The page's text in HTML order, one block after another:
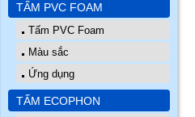
TẤM PVC FOAM
Tấm PVC Foam
Màu sắc
Ứng dụng
TẤM ECOPHON